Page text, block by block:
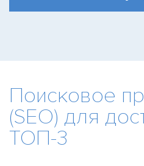
Поисковое
(SEO) для
ТОП-3